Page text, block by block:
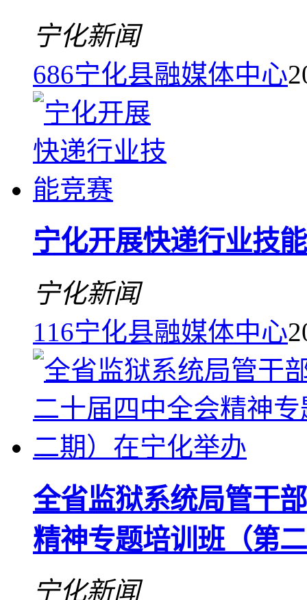
宁化新闻
686宁化县融媒体中心
宁化开展快递行业技
宁化新闻
116宁化县融媒体中心
全省监狱系统局管干
精神专题培训班（第
宁化新闻